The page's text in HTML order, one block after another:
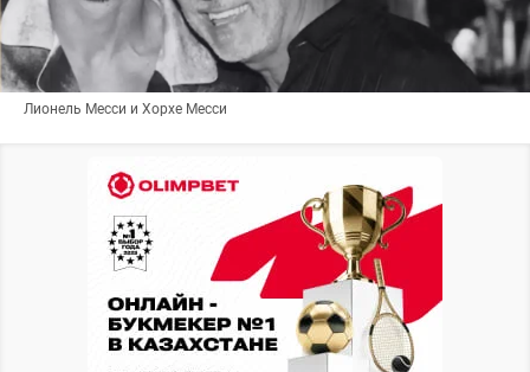
Лионель Месси и Хорхе Месси